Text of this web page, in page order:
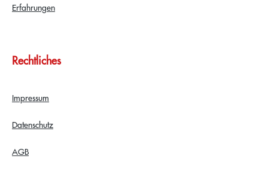
Erfahrungen
Rechtliches
Impressum
Datenschutz
AGB